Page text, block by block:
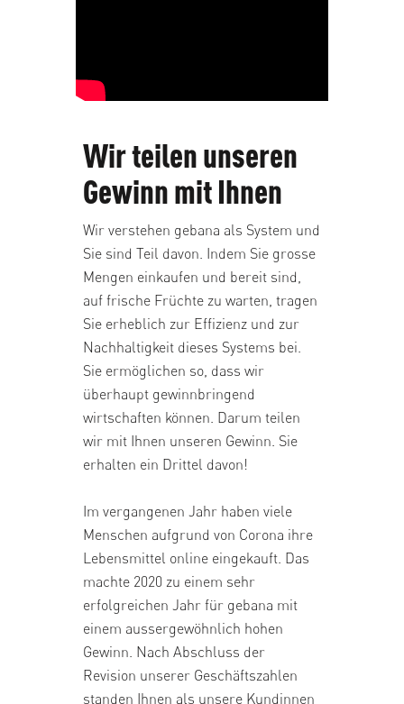
Wir teilen unseren
Gewinn mit Ihnen
Wir verstehen gebana als System und
Sie sind Teil davon. Indem Sie grosse
Mengen einkaufen und bereit sind,
auf frische Früchte zu warten, tragen
Sie erheblich zur Effizienz und zur
Nachhaltigkeit dieses Systems bei.
Sie ermöglichen so, dass wir
überhaupt gewinnbringend
wirtschaften können. Darum teilen
wir mit Ihnen unseren Gewinn. Sie
erhalten ein Drittel davon!
Im vergangenen Jahr haben viele
Menschen aufgrund von Corona ihre
Lebensmittel online eingekauft. Das
machte 2020 zu einem sehr
erfolgreichen Jahr für gebana mit
einem aussergewöhnlich hohen
Gewinn. Nach Abschluss der
Revision unserer Geschäftszahlen
standen Ihnen als unsere Kundinnen